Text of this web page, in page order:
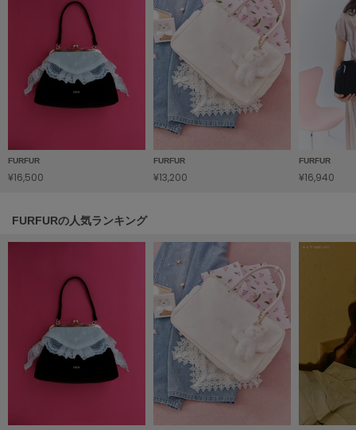
made of Organics
メイドオブオーガニクス
MICHU COQUETTE
ミチュ コケット
MIESROHE
ミーエスミーム
NEW Balance
ニューバランス
FURFUR
¥16,500
FURFUR
¥13,200
FURFUR
¥16,940
FURFURの人気ランキング